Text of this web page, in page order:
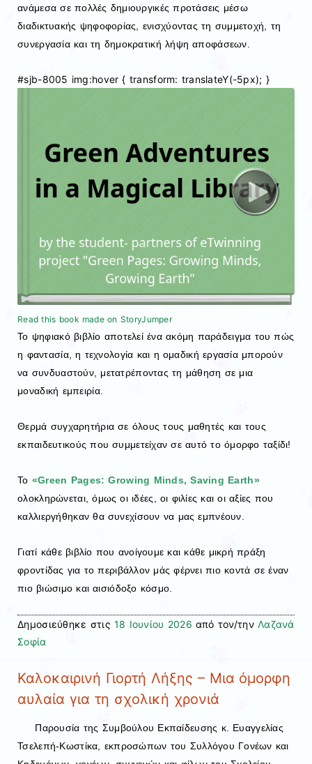
ανάμεσα σε πολλές δημιουργικές προτάσεις μέσω
διαδικτυακής ψηφοφορίας, ενισχύοντας τη συμμετοχή, τη
συνεργασία και τη δημοκρατική λήψη αποφάσεων.
#sjb-8005 img:hover { transform: translateY(-5px); }
Read this book made on StoryJumper
Το ψηφιακό βιβλίο αποτελεί ένα ακόμη παράδειγμα του πώς
η φαντασία, η τεχνολογία και η ομαδική εργασία μπορούν
να συνδυαστούν, μετατρέποντας τη μάθηση σε μια
μοναδική εμπειρία.
Θερμά συγχαρητήρια σε όλους τους μαθητές και τους
εκπαιδευτικούς που συμμετείχαν σε αυτό το όμορφο ταξίδι!
Το «Green Pages: Growing Minds, Saving Earth»
ολοκληρώνεται, όμως οι ιδέες, οι φιλίες και οι αξίες που
καλλιεργήθηκαν θα συνεχίσουν να μας εμπνέουν.
Γιατί κάθε βιβλίο που ανοίγουμε και κάθε μικρή πράξη
φροντίδας για το περιβάλλον μάς φέρνει πιο κοντά σε έναν
πιο βιώσιμο και αισιόδοξο κόσμο.
Δημοσιεύθηκε στις 18 Ιουνίου 2026 από τον/την Λαζανά
Σοφία
Καλοκαιρινή Γιορτή Λήξης – Μια όμορφη
αυλαία για τη σχολική χρονιά
Παρουσία της Συμβούλου Εκπαίδευσης κ. Ευαγγελίας
Τσελεπή-Κωστίκα, εκπροσώπων του Συλλόγου Γονέων και